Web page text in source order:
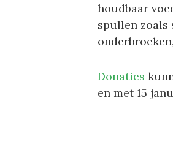
houdbaar
spullen zoals
Donaties
en met 15